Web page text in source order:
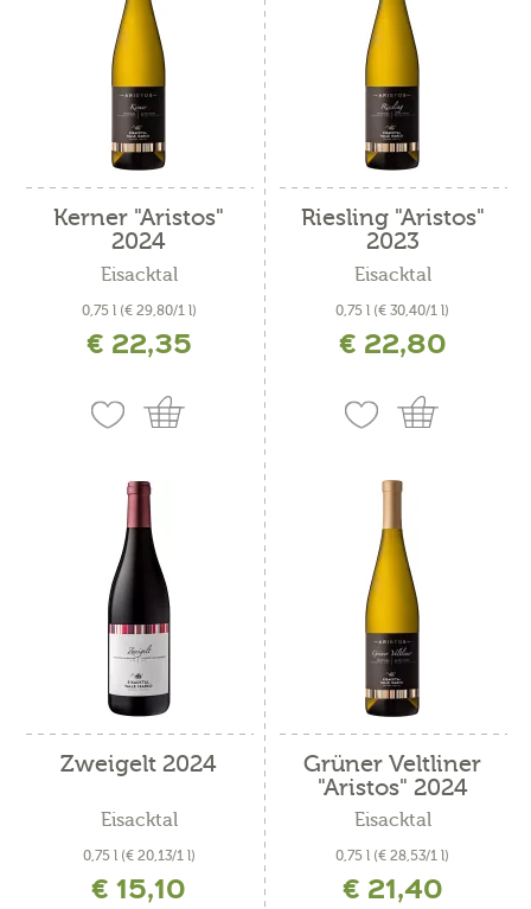
Kerner "Aristos"
2024
Eisacktal
0,75 l (€ 29,80/1 l)
€ 22,35
Riesling "Aristos"
2023
Eisacktal
0,75 l (€ 30,40/1 l)
€ 22,80
Zweigelt 2024
Eisacktal
0,75 l (€ 20,13/1 l)
inkl. MwSt. zzgl. Versandkosten
€ 15,10
Grüner Veltliner
"Aristos" 2024
Eisacktal
0,75 l (€ 28,53/1 l)
inkl. MwSt. zzgl. Versandkosten
€ 21,40